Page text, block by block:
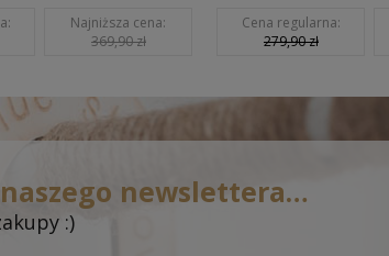
Najniższa cena:
369,90 zł
Cena regularna:
279,90 zł
naszego newslettera…
:)